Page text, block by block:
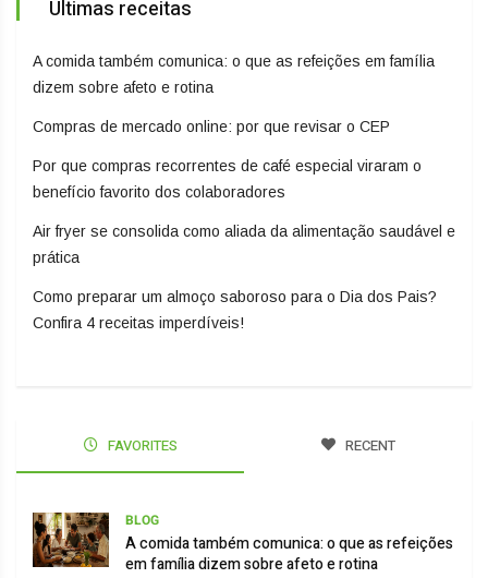
Últimas receitas
A comida também comunica: o que as refeições em família
dizem sobre afeto e rotina
Compras de mercado online: por que revisar o CEP
Por que compras recorrentes de café especial viraram o
benefício favorito dos colaboradores
Air fryer se consolida como aliada da alimentação saudável e
prática
Como preparar um almoço saboroso para o Dia dos Pais?
Confira 4 receitas imperdíveis!
FAVORITES RECENT
BLOG
A comida também comunica: o que as refeições
em família dizem sobre afeto e rotina